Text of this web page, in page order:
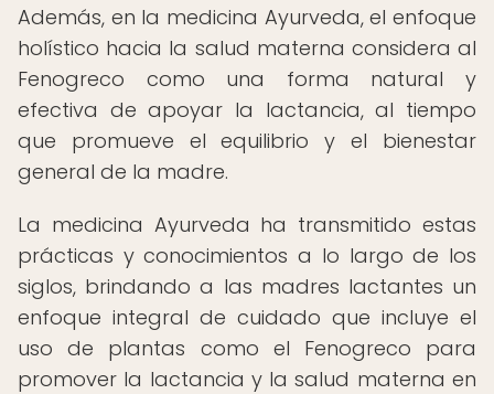
Además, en la medicina Ayurveda, el enfoque
holístico hacia la salud materna considera al
Fenogreco como una forma natural y
efectiva de apoyar la lactancia, al tiempo
que promueve el equilibrio y el bienestar
general de la madre.
La medicina Ayurveda ha transmitido estas
prácticas y conocimientos a lo largo de los
siglos, brindando a las madres lactantes un
enfoque integral de cuidado que incluye el
uso de plantas como el Fenogreco para
promover la lactancia y la salud materna en